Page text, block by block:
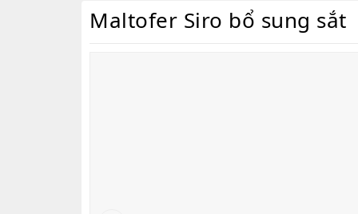
Tim
Hỗ
Bao
Dầu
Sữa
Maltofer Siro bổ sung sắt